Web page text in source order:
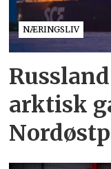
NÆRINGSLIV
arktisk